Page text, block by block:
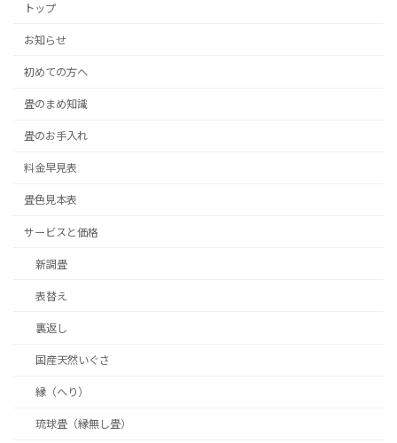
トップ
お知らせ
初めての方へ
畳のまめ知識
畳のお手入れ
料金早見表
畳色見本表
サービスと価格
新調畳
表替え
裏返し
国産天然いぐさ
縁（へり）
琉球畳（縁無し畳）